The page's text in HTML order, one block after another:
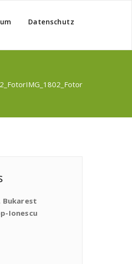
Datenschutz
IMG_1802_Fotor
Bukarest
Ionescu